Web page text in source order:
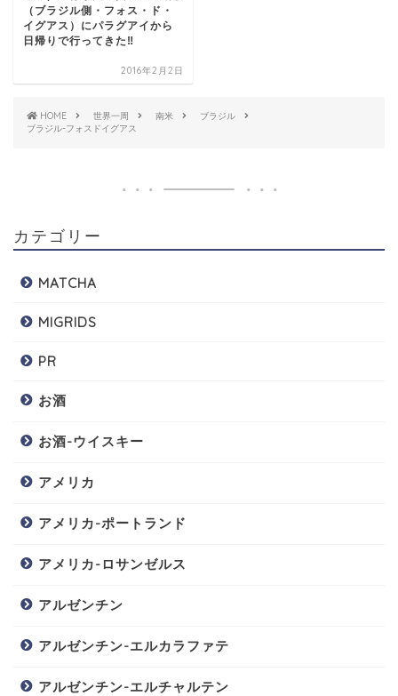
（ブラジル側・フォス・ド・
イグアス）にパラグアイから
日帰りで行ってきた‼︎
2016年2月2日
HOME 世界一周 南米
ブラジル
ブラジル-フォスドイグアス
カテゴリー
MATCHA
MIGRIDS
PR
お酒
お酒-ウイスキー
アメリカ
アメリカ-ポートランド
アメリカ-ロサンゼルス
アルゼンチン
アルゼンチン-エルカラファテ
アルゼンチン-エルチャルテン